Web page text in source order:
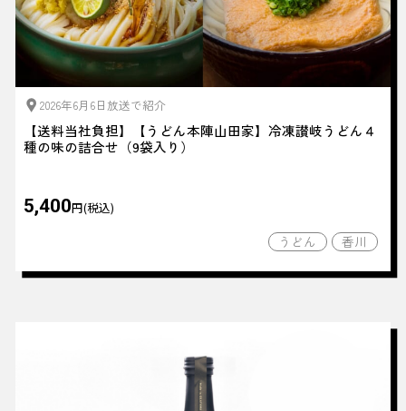
2026年6月6日放送で紹介
【送料当社負担】【うどん本陣山田家】冷凍讃岐うどん４
種の味の詰合せ（9袋入り）
5,400円(税込)
うどん 香川